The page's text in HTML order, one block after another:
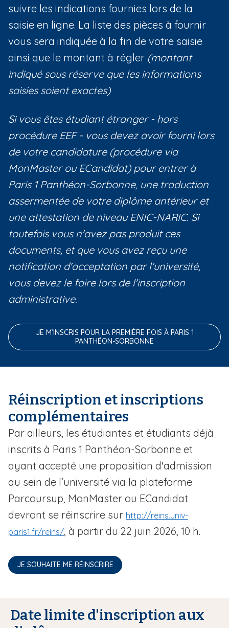
suivre les indications fournies lors de la
saisie en ligne. La liste des pièces à fournir
vous sera indiquée à la fin de votre saisie
ainsi que le montant à régler (montant
indiqué sous réserve que les informations
saisies soient exactes)
Si vous êtes étudiant étranger - hors
procédure EEF - vous devez avoir fourni lors
de votre candidature (procédure via
MonMaster ou ECandidat) pour entrer à
Paris 1 Panthéon-Sorbonne, une traduction
assermentée de votre diplôme antérieur et
une attestation de niveau ENIC-NARIC. Si
toutefois vous n'avez pas produit ces
documents, et que vous avez reçu une
notification d'acceptation par l'université,
vous devez le faire lors de l'inscription
administrative.
JE M’INSCRIS POUR LA PREMIÈRE FOIS À PARIS 1
PANTHÉON-SORBONNE
Réinscription et inscriptions
complémentaires
Par ailleurs, les étudiantes et étudiants déjà
inscrits à Paris 1 Panthéon-Sorbonne et
ayant accepté une proposition d'admission
au sein de l’université via la plateforme
Parcoursup, MonMaster ou ECandidat
devront se réinscrire sur http://reins.univ-
paris1.fr/reins/, à partir du 22 juin 2026, 10 h.
JE SOUHAITE ME RÉINSCRIRE
Date limite d'inscription aux